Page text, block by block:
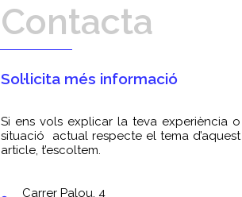
Contacta
Sol·licita més informació
Si ens vols explicar la teva experiència o
situació actual respecte el tema d’aquest
article, t’escoltem.
Carrer Palou, 4